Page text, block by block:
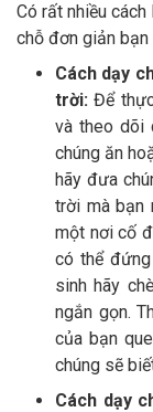
Có rất nhiều
chỗ đơn giản bạn
Cách dạy
trời:Để
và theo dõi
chúng ăn
hãy đưa
trời mà bạn
một nơi cố
có thể
sinh hãy
ngắn gọn.
của bạn
chúng sẽ
Cách dạy